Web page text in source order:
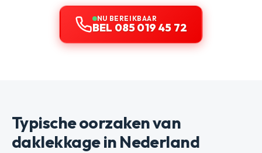
NU BEREIKBAAR
BEL 085 019 45 72
Typische oorzaken van
daklekkage in Nederland